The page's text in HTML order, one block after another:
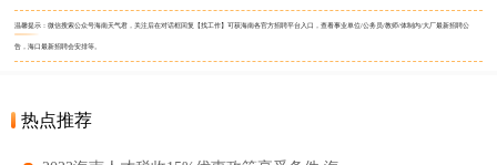
温馨提示：微信搜索公众号海南天气君，关注后在对话框回复【找工作】可获海南各官方招聘平台入口，查看事业单位/公务员/教师/体制内/大厂最新招聘公
告，海口最新招聘会安排等。
热点推荐